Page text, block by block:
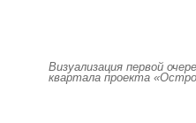
Визуализация первой
квартала проекта